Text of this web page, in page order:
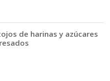
de harinas y azúcares